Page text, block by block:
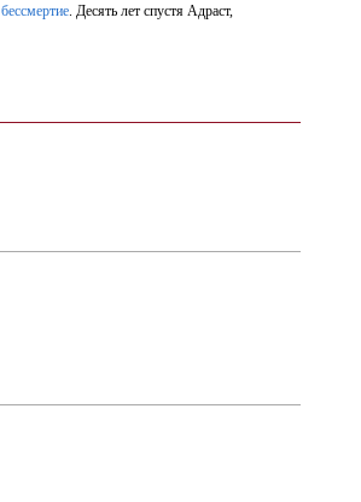
бессмертие. Десять лет спустя Адраст,